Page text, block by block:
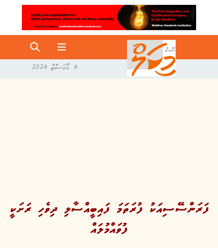
6 އޯގަސްޓް 2026
ފަރަންސޭސިއަކު ފުރަތަމަ ފައިބީއްސާލި ދިވެހި ރަށަކީ
ފުވައްމުލައް